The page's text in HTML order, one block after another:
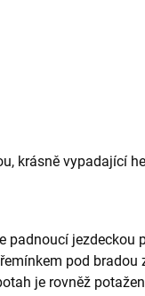
krásně vypadající
padnoucí jezdeckou
pod bradou
je rovněž